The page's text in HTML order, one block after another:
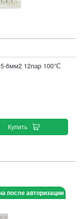
6мм2 12пар 100°С
Купить
после авторизации